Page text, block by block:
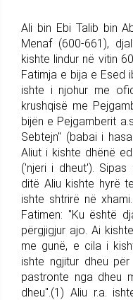
Ali bin Ebi Talib bin
Menaf (600-661),
kishte lindur në vitin
Fatimja e bija e Esed
ishte i njohur me
krushqisë me
bijën e Pejgamberit
Sebtejn" (babai i
Aliut i kishte dhënë
('njeri i dheut'). Sipas
ditë Aliu kishte hyrë
ishte shtrirë në
Fatimen: "Ku është
përgjigjur ajo. Ai
me gunë, e cila i
ishte ngjitur dheu
pastronte nga dheu
dheu".(1) Aliu r.a.